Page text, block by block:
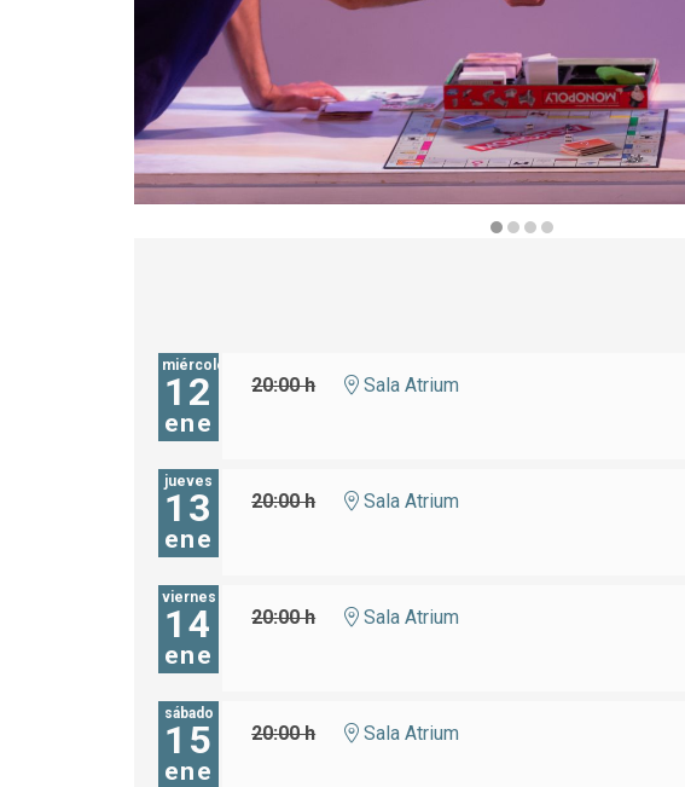
miércoles
12
ene
20:00 h Sala Atrium
jueves
13
ene
20:00 h Sala Atrium
viernes
14
ene
20:00 h Sala Atrium
sábado
15
ene
20:00 h Sala Atrium